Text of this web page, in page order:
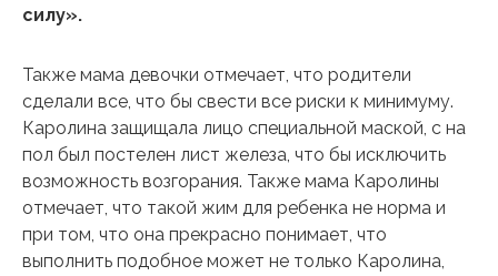
силу».
Также мама девочки отмечает, что родители
сделали все, что бы свести все риски к минимуму.
Каролина защищала лицо специальной маской, с на
пол был постелен лист железа, что бы исключить
возможность возгорания. Также мама Каролины
отмечает, что такой жим для ребенка не норма и
при том, что она прекрасно понимает, что
выполнить подобное может не только Каролина,